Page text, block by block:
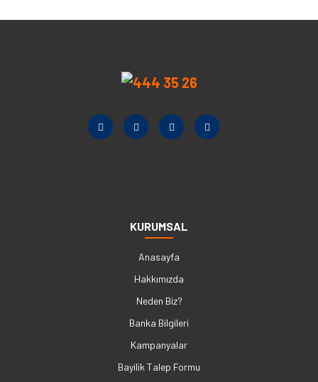
KURUMSAL
Anasayfa
Hakkımızda
Neden Biz?
Banka Bilgileri
Kampanyalar
Bayilik Talep Formu